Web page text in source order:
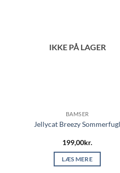
IKKE PÅ LAGER
BAMSER
Jellycat Breezy Sommerfugl
199,00kr.
LÆS MERE